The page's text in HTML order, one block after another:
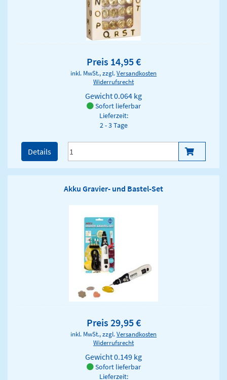
Preis 14,95 €
inkl. MwSt., zzgl.Versandkosten
Widerrufsrecht
Gewicht0.064 kg
Sofort lieferbar
Lieferzeit:
2 - 3 Tage
Details
Akku Gravier- und Bastel-Set
Preis 29,95 €
inkl. MwSt., zzgl.Versandkosten
Widerrufsrecht
Gewicht0.149 kg
Sofort lieferbar
Lieferzeit: